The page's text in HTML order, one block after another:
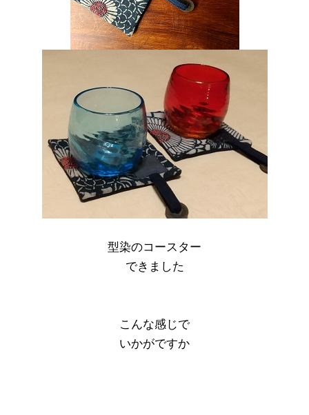
型染のコースター
できました
こんな感じで
いかがですか